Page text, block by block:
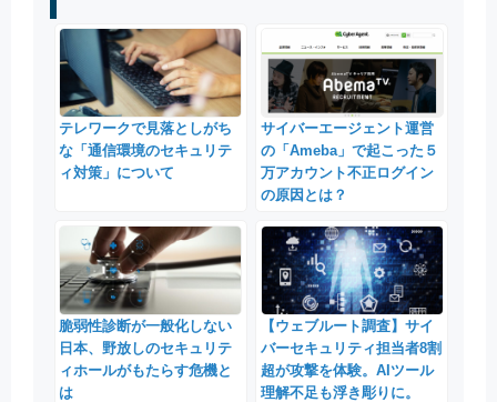
テレワークで見落としがち
な「通信環境のセキュリテ
ィ対策」について
サイバーエージェント運営
の「Ameba」で起こった５
万アカウント不正ログイン
の原因とは？
脆弱性診断が一般化しない
日本、野放しのセキュリテ
ィホールがもたらす危機と
は
【ウェブルート調査】サイ
バーセキュリティ担当者8割
超が攻撃を体験。AIツール
理解不足も浮き彫りに。